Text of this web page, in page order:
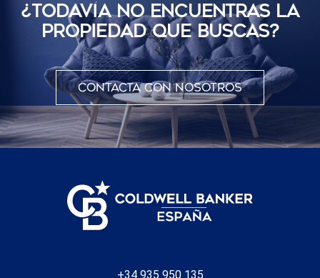
¿TODAVÍ­A NO ENCUENTRAS LA
PROPIEDAD QUE BUSCAS?
Contacta con nosotros
+34 935 950 135